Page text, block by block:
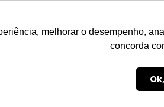
melhorar o desempenho,
concorda